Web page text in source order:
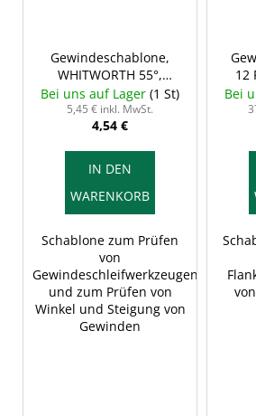
Gewindeschablone,
WHITWORTH 55°,
INSIZE 4810-55
Bei uns auf Lager (1 St)
5,45 € inkl. MwSt.
4,54 €
IN DEN
WARENKORB
Schablone zum Prüfen
von
Gewindeschleifwerkzeugen
und zum Prüfen von
Winkel und Steigung von
Gewinden
12
Bei